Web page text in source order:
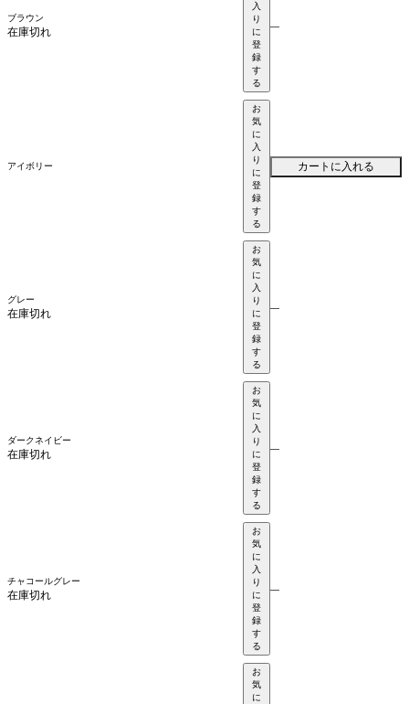
ブラウン
在庫切れ
入
り
に
登
録
す
る
—
アイボリー
お
気
に
入
り
に
登
録
す
る
カートに入れる
グレー
在庫切れ
お
気
に
入
り
に
登
録
す
る
—
ダークネイビー
在庫切れ
お
気
に
入
り
に
登
録
す
る
—
チャコールグレー
在庫切れ
お
気
に
入
り
に
登
録
す
る
—
お
気
に